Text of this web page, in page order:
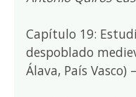
Capítulo 19:
despoblado
Álava, País Vasco) –